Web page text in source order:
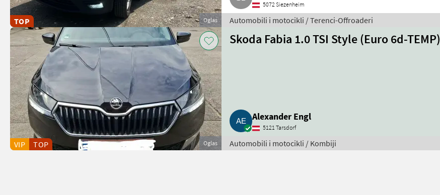
Oglas
TOP
5072 Siezenheim
Automobili i motocikli / Terenci-Offroaderi
Oglas
VIP TOP
Skoda Fabia 1.0 TSI Style (Euro 6d-TEMP)
Alexander Engl
5121 Tarsdorf
Automobili i motocikli / Kombiji